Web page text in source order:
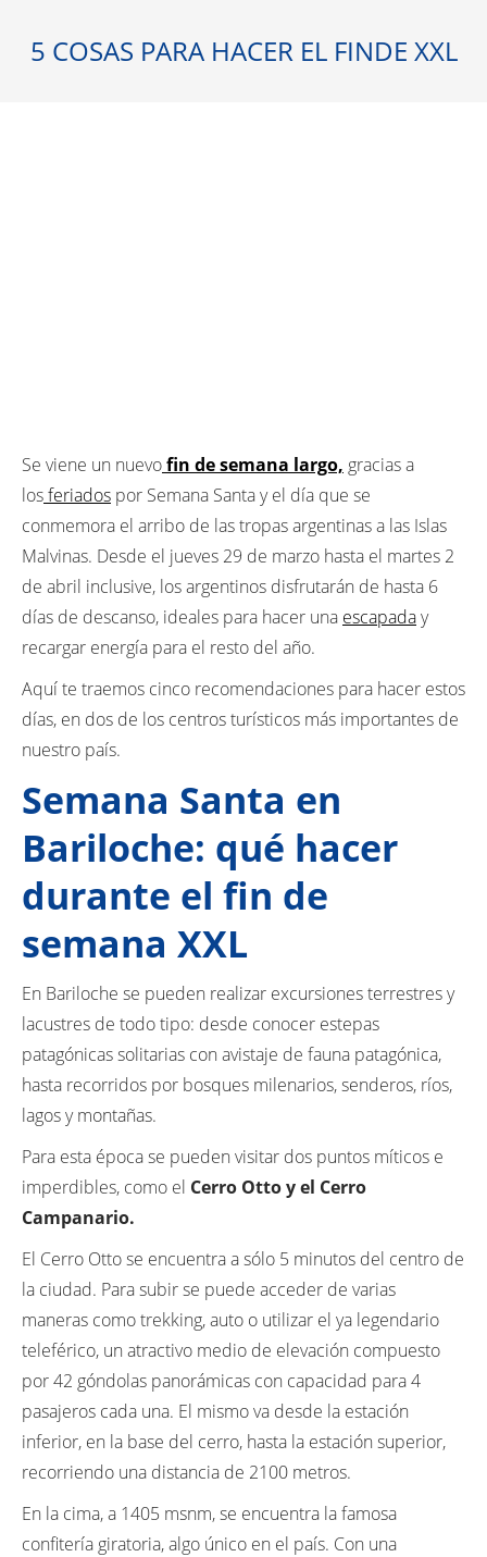
5 COSAS PARA HACER EL FINDE XXL
Se viene un nuevofin de semana largo, gracias a
losferiados por Semana Santa y el día que se
conmemora el arribo de las tropas argentinas a las Islas
Malvinas. Desde el jueves 29 de marzo hasta el martes 2
de abril inclusive, los argentinos disfrutarán de hasta 6
días de descanso, ideales para hacer una escapaday
recargar energía para el resto del año.
Aquí te traemos cinco recomendaciones para hacer estos
días, en dos de los centros turísticos más importantes de
nuestro país.
Semana Santa en
Bariloche: qué hacer
durante el fin de
semana XXL
En Bariloche se pueden realizar excursiones terrestres y
lacustres de todo tipo: desde conocer estepas
patagónicas solitarias con avistaje de fauna patagónica,
hasta recorridos por bosques milenarios, senderos, ríos,
lagos y montañas.
Para esta época se pueden visitar dos puntos míticos e
imperdibles, como el Cerro Otto y el Cerro
Campanario.
El Cerro Otto se encuentra a sólo 5 minutos del centro de
la ciudad. Para subir se puede acceder de varias
maneras como trekking, auto o utilizar el ya legendario
teleférico, un atractivo medio de elevación compuesto
por 42 góndolas panorámicas con capacidad para 4
pasajeros cada una. El mismo va desde la estación
inferior, en la base del cerro, hasta la estación superior,
recorriendo una distancia de 2100 metros.
En la cima, a 1405 msnm, se encuentra la famosa
confitería giratoria, algo único en el país. Con una